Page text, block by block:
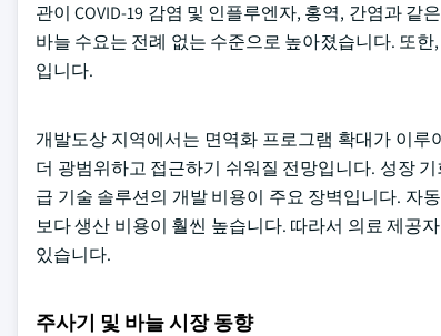
관이 COVID-19 감염 및 인플루엔자, 홍역, 간염과
바늘 수요는 전례 없는 수준으로 높아졌습니다. 또
입니다.
개발도상 지역에서는 면역화 프로그램 확대가 이
더 광범위하고 접근하기 쉬워질 전망입니다. 성장
급 기술 솔루션의 개발 비용이 주요 장벽입니다. 자
보다 생산 비용이 훨씬 높습니다. 따라서 의료 제공
있습니다.
주사기 및 바늘 시장 동향